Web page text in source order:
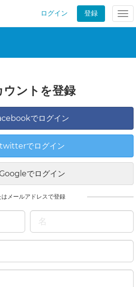
ログイン 登録
ウントを登録
でログイン
twitterでログイン
でログイン
はメールアドレスで登録